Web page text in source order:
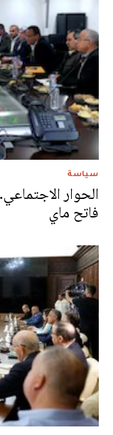
سياسة
الحوار
فاتح ماي